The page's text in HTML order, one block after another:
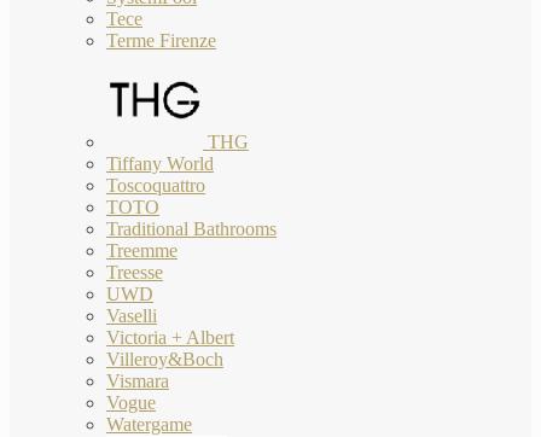
Tece
Terme Firenze
THG
Tiffany World
Toscoquattro
TOTO
Traditional Bathrooms
Treemme
Treesse
UWD
Vaselli
Victoria + Albert
Villeroy&Boch
Vismara
Vogue
Watergame